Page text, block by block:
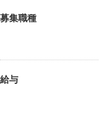
募集職種
給与